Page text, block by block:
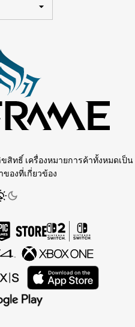
สิทธิ์ เครื่องหมายการค้าทั้งหมดเป็น
ของที่เกี่ยวข้อง